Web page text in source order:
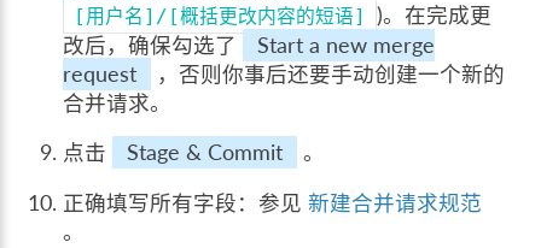
[用户名]/[概括更改内容的短语]
)。在完成更
改后，确保勾选了
Start a new merge
request
，否则你事后还要手动创建一个新的
合并请求。
点击
Stage & Commit
。
正确填写所有字段：参见新建合并请求规范
。